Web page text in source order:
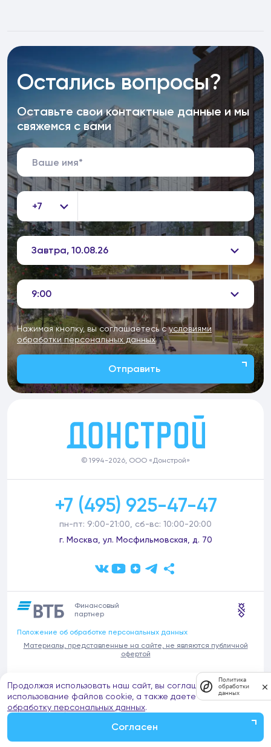
Остались вопросы?
Оставьте свои контактные данные и мы
свяжемся с вами
+7
Завтра, 10.08.26
9:00
Нажимая кнопку, вы соглашаетесь сусловиями
обработки персональных данных
Отправить
© 1994-2026, ООО «Донстрой»
+7 (495) 925-47-47
пн-пт: 9:00-21:00, сб-вс: 10:00-20:00
г. Москва, ул. Мосфильмовская, д. 70
Финансовый
партнер
Положение об обработке персональных данных
Материалы, представленные на сайте, не являются публичной
офертой
В связи с участившимися случаями предложений частных услуг от
имени компании Донстрой (проведения ремонтов, продажи
отделочных материалов и т.п.), обращаем внимание на то, что
компания Донстрой не оказывает таких услуг, не имеет
представительств такого профиля и не обращается к частным
Продолжая использовать наш сайт, вы соглашаетесь на
использование файлов cookie, а также даете согласие на
обработку персональных данных.
Согласен
Политика
обработки
данных